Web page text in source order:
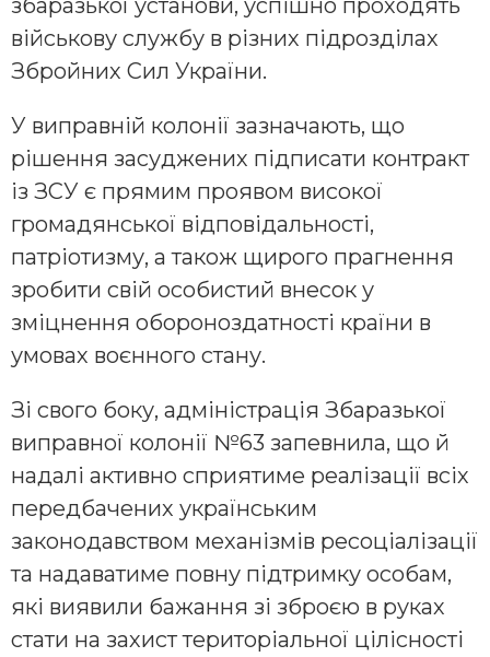
військову службу в різних підрозділах
Збройних Сил України.
У виправній колонії зазначають, що
рішення засуджених підписати контракт
із ЗСУ є прямим проявом високої
громадянської відповідальності,
патріотизму, а також щирого прагнення
зробити свій особистий внесок у
зміцнення обороноздатності країни в
умовах воєнного стану.
Зі свого боку, адміністрація Збаразької
виправної колонії №63 запевнила, що й
надалі активно сприятиме реалізації всіх
передбачених українським
законодавством механізмів ресоціалізації
та надаватиме повну підтримку особам,
які виявили бажання зі зброєю в руках
стати на захист територіальної цілісності